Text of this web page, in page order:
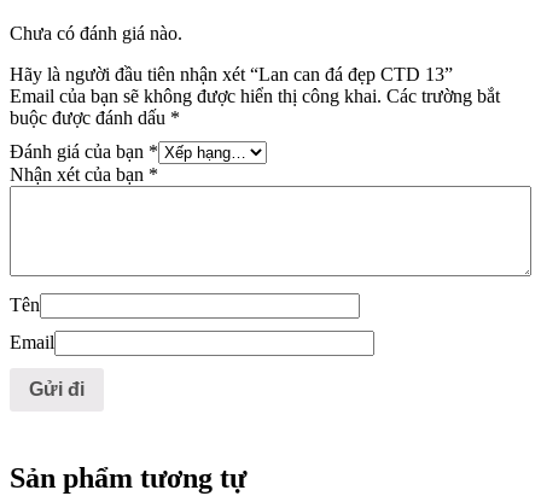
Chưa có đánh giá nào.
Hãy là người đầu tiên nhận xét “Lan can đá đẹp CTD 13”
Email của bạn sẽ không được hiển thị công khai. Các trường bắt
buộc được đánh dấu *
Đánh giá của bạn *
Nhận xét của bạn *
Tên
Email
Sản phẩm tương tự